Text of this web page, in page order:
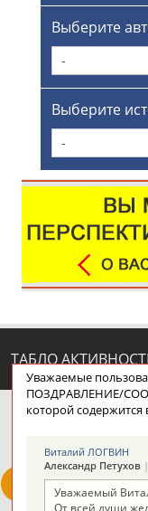
Выберите
-
Выберите
-
ТАБЛО
ЦЕЛИ ПРОЕКТА
Уважаемые
ПОЗДРАВЛЕНИЕ/
которой
Виталий ЛОГВИН
Александр Петухов|
Уважаемый
От всей души